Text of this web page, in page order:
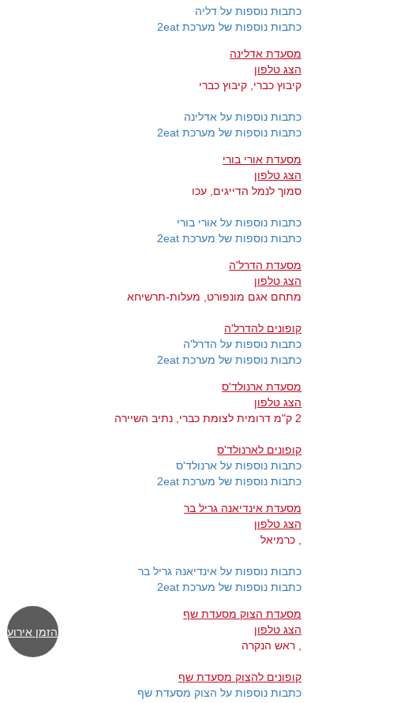
כתבות נוספות על דליה
כתבות נוספות של מערכת 2eat
מסעדת אדלינה
הצג טלפון
קיבוץ כברי, קיבוץ כברי
כתבות נוספות על אדלינה
כתבות נוספות של מערכת 2eat
מסעדת אורי בורי
הצג טלפון
סמוך לנמל הדייגים, עכו
כתבות נוספות על אורי בורי
כתבות נוספות של מערכת 2eat
מסעדת הדרל'ה
הצג טלפון
מתחם אגם מונפורט, מעלות-תרשיחא
קופונים להדרל'ה
כתבות נוספות על הדרל'ה
כתבות נוספות של מערכת 2eat
מסעדת ארנולד'ס
הצג טלפון
2 ק"מ דרומית לצומת כברי, נתיב השיירה
קופונים לארנולד'ס
כתבות נוספות על ארנולד'ס
כתבות נוספות של מערכת 2eat
מסעדת אינדיאנה גריל בר
הצג טלפון
, כרמיאל
כתבות נוספות על אינדיאנה גריל בר
כתבות נוספות של מערכת 2eat
מסעדת הצוק מסעדת שף
הצג טלפון
, ראש הנקרה
קופונים להצוק מסעדת שף
הזמן אירוע
כתבות נוספות על הצוק מסעדת שף